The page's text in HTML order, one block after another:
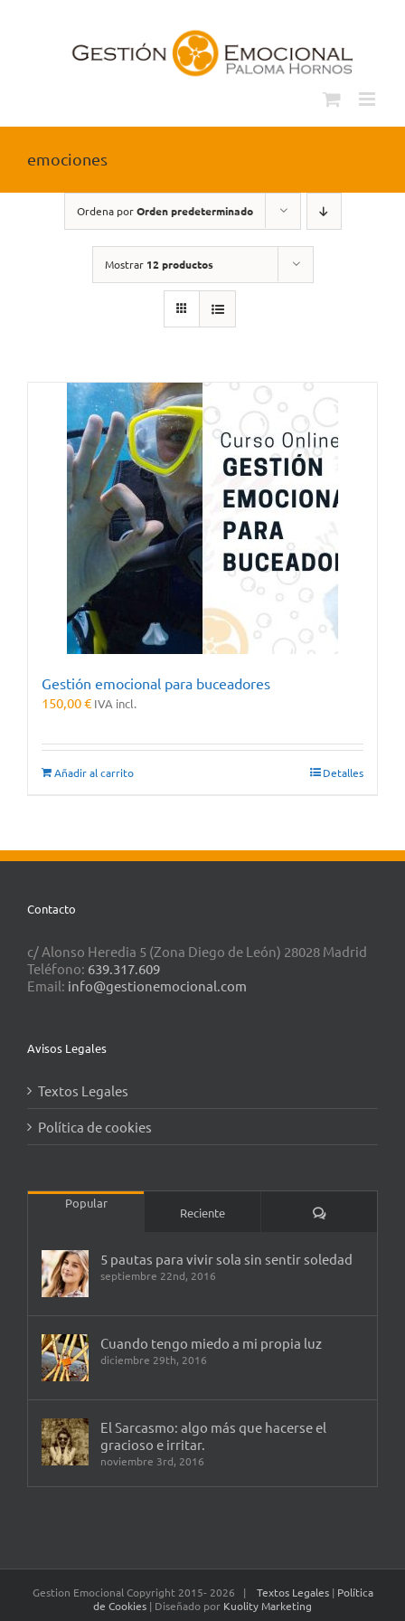
emociones
Ordena porOrden predeterminado
Mostrar 12 productos
Gestión emocional para buceadores
150,00€ IVA incl.
Añadir al carrito Detalles
Contacto
c/ Alonso Heredia 5 (Zona Diego de León) 28028 Madrid
Teléfono: 639.317.609
Email: info@gestionemocional.com
Avisos Legales
Textos Legales
Política de cookies
Popular
Reciente Comentarios
5 pautas para vivir sola sin sentir soledad
septiembre 22nd, 2016
Cuando tengo miedo a mi propia luz
diciembre 29th, 2016
El Sarcasmo: algo más que hacerse el
gracioso e irritar.
noviembre 3rd, 2016
Gestion Emocional Copyright 2015- 2026 | Textos Legales | Política
de Cookies | Diseñado por Kuolity Marketing